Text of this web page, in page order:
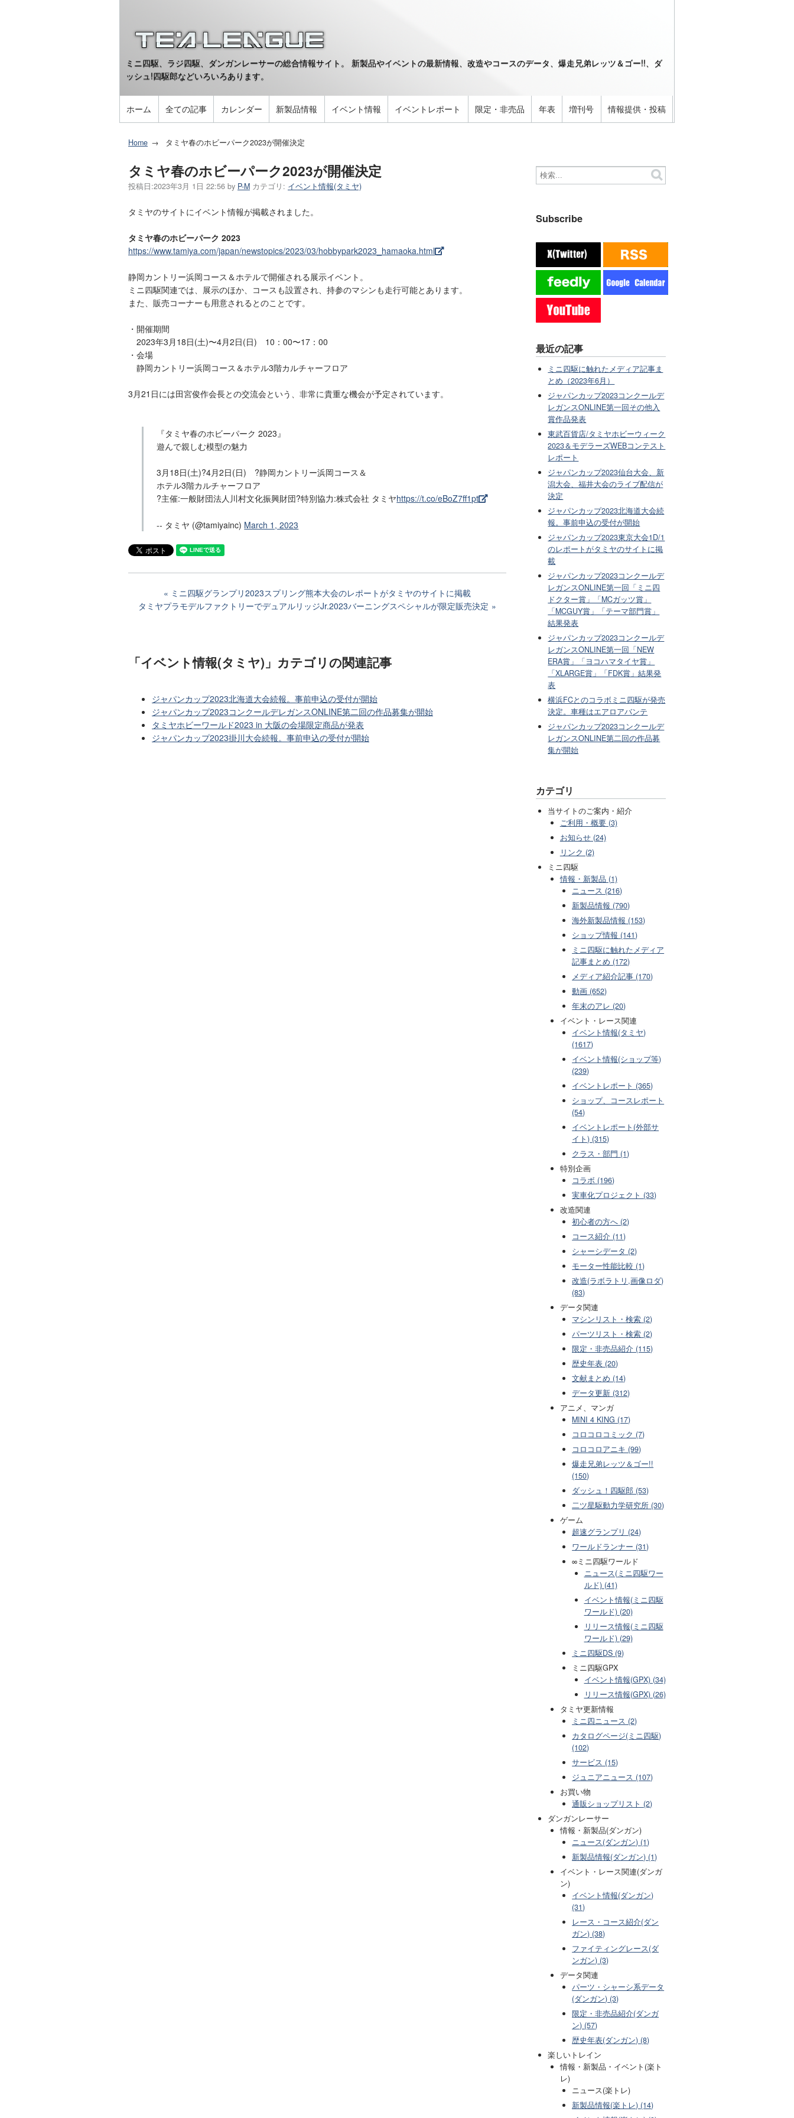
ミニ四駆、ラジ四駆、ダンガンレーサーの総合情報サイト。 新製品やイベントの最新情報、改造やコースのデータ、爆走兄弟レッツ＆ゴー!!、ダ
ッシュ!四駆郎などいろいろあります。
ホーム 全ての記事 カレンダー 新製品情報 イベント情報 イベントレポート 限定・非売品 年表 増刊号 情報提供・投稿
Home タミヤ春のホビーパーク2023が開催決定
タミヤ春のホビーパーク2023が開催決定
投稿日:2023年3月 1日 22:56 by P-M カテゴリ: イベント情報(タミヤ)
タミヤのサイトにイベント情報が掲載されました。
タミヤ春のホビーパーク 2023
https://www.tamiya.com/japan/newstopics/2023/03/hobbypark2023_hamaoka.html
静岡カントリー浜岡コース＆ホテルで開催される展示イベント。
ミニ四駆関連では、展示のほか、コースも設置され、持参のマシンも走行可能とあります。
また、販売コーナーも用意されるとのことです。
・開催期間
2023年3月18日(土)〜4月2日(日) 10：00〜17：00
・会場
静岡カントリー浜岡コース＆ホテル3階カルチャーフロア
3月21日には田宮俊作会長との交流会という、非常に貴重な機会が予定されています。
『タミヤ春のホビーパーク 2023』
遊んで親しむ模型の魅力
3月18日(土)?4月2日(日) ?静岡カントリー浜岡コース＆
ホテル3階カルチャーフロア
?主催:一般財団法人川村文化振興財団?特別協力:株式会社 タミヤhttps://t.co/eBoZ7ff1pt
-- タミヤ (@tamiyainc) March 1, 2023
ミニ四駆グランプリ2023スプリング熊本大会のレポートがタミヤのサイトに掲載
タミヤプラモデルファクトリーでデュアルリッジJr.2023バーニングスペシャルが限定販売決定
「イベント情報(タミヤ)」カテゴリの関連記事
ジャパンカップ2023北海道大会続報。事前申込の受付が開始
ジャパンカップ2023コンクールデレガンスONLINE第二回の作品募集が開始
タミヤホビーワールド2023 in 大阪の会場限定商品が発表
ジャパンカップ2023掛川大会続報。事前申込の受付が開始
Subscribe
最近の記事
ミニ四駆に触れたメディア記事ま
とめ（2023年6月）
ジャパンカップ2023コンクールデ
レガンスONLINE第一回その他入
賞作品発表
東武百貨店/タミヤホビーウィーク
2023＆モデラーズWEBコンテスト
レポート
ジャパンカップ2023仙台大会、新
潟大会、福井大会のライブ配信が
決定
ジャパンカップ2023北海道大会続
報。事前申込の受付が開始
ジャパンカップ2023東京大会1D/1
のレポートがタミヤのサイトに掲
載
ジャパンカップ2023コンクールデ
レガンスONLINE第一回「ミニ四
ドクター賞」「MCガッツ賞」
「MCGUY賞」「テーマ部門賞」
結果発表
ジャパンカップ2023コンクールデ
レガンスONLINE第一回「NEW
ERA賞」「ヨコハマタイヤ賞」
「XLARGE賞」「FDK賞」結果発
表
横浜FCとのコラボミニ四駆が発売
決定。車種はエアロアバンテ
ジャパンカップ2023コンクールデ
レガンスONLINE第二回の作品募
集が開始
カテゴリ
当サイトのご案内・紹介
ご利用・概要 (3)
お知らせ (24)
リンク (2)
ミニ四駆
情報・新製品 (1)
ニュース (216)
新製品情報 (790)
海外新製品情報 (153)
ショップ情報 (141)
ミニ四駆に触れたメディア
記事まとめ (172)
メディア紹介記事 (170)
動画 (652)
年末のアレ (20)
イベント・レース関連
イベント情報(タミヤ)
(1617)
イベント情報(ショップ等)
(239)
イベントレポート (365)
ショップ、コースレポート
(54)
イベントレポート(外部サ
イト) (315)
クラス・部門 (1)
特別企画
コラボ (196)
実車化プロジェクト (33)
改造関連
初心者の方へ (2)
コース紹介 (11)
シャーシデータ (2)
モーター性能比較 (1)
改造(ラボラトリ,画像ロダ)
(83)
データ関連
マシンリスト・検索 (2)
パーツリスト・検索 (2)
限定・非売品紹介 (115)
歴史年表 (20)
文献まとめ (14)
データ更新 (312)
アニメ、マンガ
MINI 4 KING (17)
コロコロコミック (7)
コロコロアニキ (99)
爆走兄弟レッツ＆ゴー!!
(150)
ダッシュ！四駆郎 (53)
二ツ星駆動力学研究所 (30)
ゲーム
超速グランプリ (24)
ワールドランナー (31)
∞ミニ四駆ワールド
ニュース(ミニ四駆ワー
ルド) (41)
イベント情報(ミニ四駆
ワールド) (20)
リリース情報(ミニ四駆
ワールド) (29)
ミニ四駆DS (9)
ミニ四駆GPX
イベント情報(GPX) (34)
リリース情報(GPX) (26)
タミヤ更新情報
ミニ四ニュース (2)
カタログページ(ミニ四駆)
(102)
サービス (15)
ジュニアニュース (107)
お買い物
通販ショップリスト (2)
ダンガンレーサー
情報・新製品(ダンガン)
ニュース(ダンガン) (1)
新製品情報(ダンガン) (1)
イベント・レース関連(ダンガ
ン)
イベント情報(ダンガン)
(31)
レース・コース紹介(ダン
ガン) (38)
ファイティングレース(ダ
ンガン) (3)
データ関連
パーツ・シャーシ系データ
(ダンガン) (3)
限定・非売品紹介(ダンガ
ン) (57)
歴史年表(ダンガン) (8)
楽しいトレイン
情報・新製品・イベント(楽ト
レ)
ニュース(楽トレ)
新製品情報(楽トレ) (14)